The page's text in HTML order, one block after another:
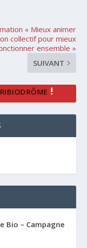
« Mieux animer
collectif pour mieux
ensemble »
SUIVANT
!
Bio – Campagne